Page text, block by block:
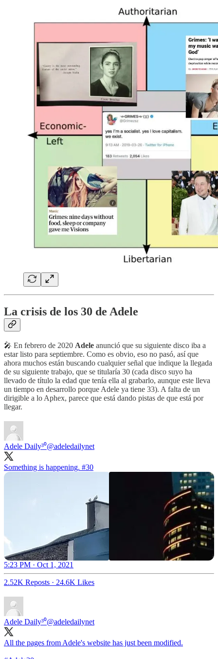
La crisis de los 30 de Adele
🎤 En febrero de 2020 Adele anunció que su siguiente disco iba a
estar listo para septiembre. Como es obvio, eso no pasó, así que
ahora muchos están buscando cualquier señal que indique la llegada
de su siguiente trabajo, que se titularía 30 (cada disco suyo ha
llevado de título la edad que tenía ella al grabarlo, aunque este lleva
un tiempo en desarrollo porque Adele ya tiene 33). A falta de un
dirigible a lo Aphex, parece que está dando pistas de que está por
llegar.
Adele Daily³⁰@adeledailynet
Something is happening. #30
5:23 PM · Oct 1, 2021
2.52K Reposts · 24.6K Likes
Adele Daily³⁰@adeledailynet
All the pages from Adele's website has just been modified.